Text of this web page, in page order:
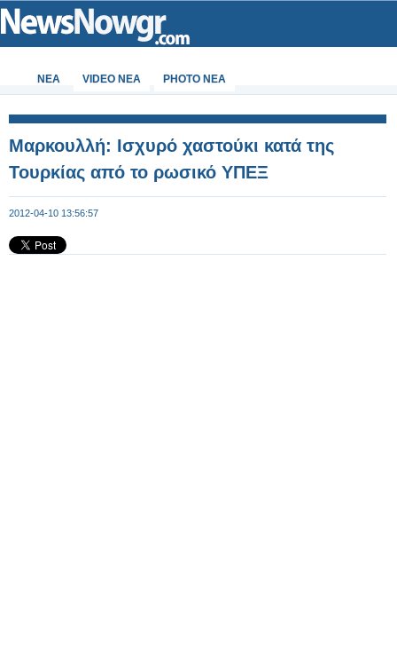
ΝΕΑ VIDEO NEA PHOTO NEA
Μαρκουλλή: Ισχυρό χαστούκι κατά της
Τουρκίας από το ρωσικό ΥΠΕΞ
2012-04-10 13:56:57